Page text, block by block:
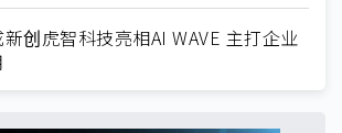
创虎智科技亮相AI WAVE 主打企业